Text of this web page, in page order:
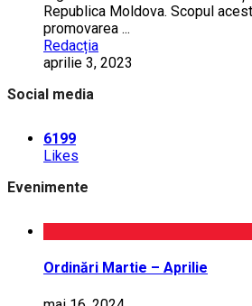
Republica Mol­dova. Scopul
promovarea ...
Redacția
aprilie 3, 2023
Social media
6199
Likes
Evenimente
Ordinări Martie – Aprilie